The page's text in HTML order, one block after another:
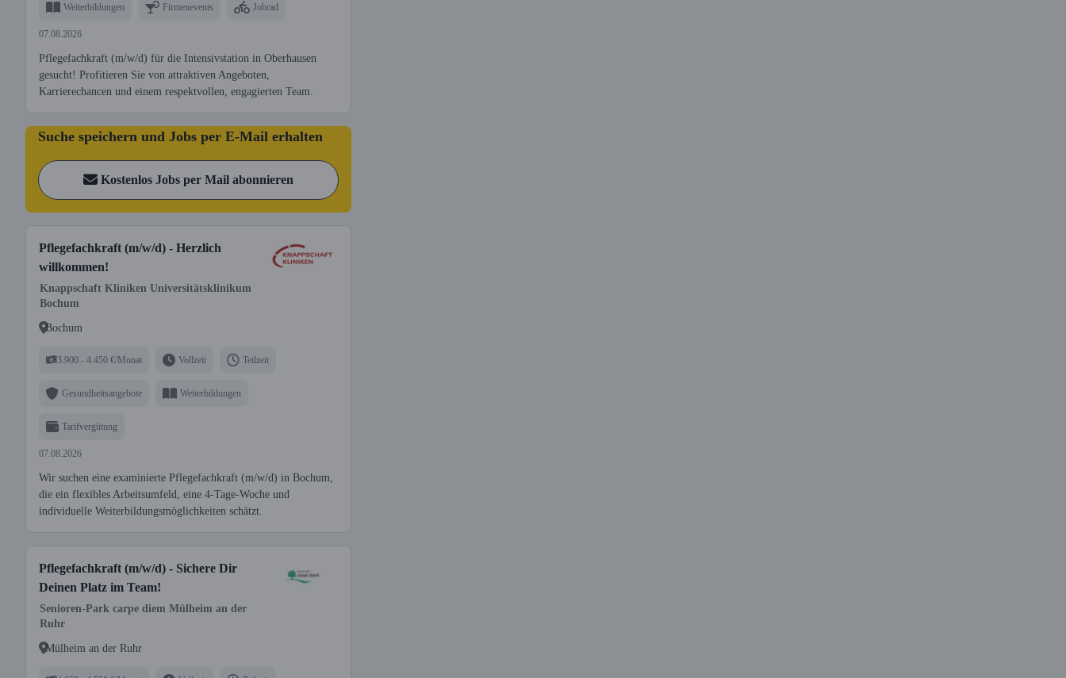
Weiterbildungen Firmenevents Jobrad
07.08.2026
Pflegefachkraft (m/w/d) für die Intensivstation in Oberhausen
gesucht! Profitieren Sie von attraktiven Angeboten,
Karrierechancen und einem respektvollen, engagierten Team.
Suche speichern und Jobs per E-Mail erhalten
Kostenlos Jobs per Mail abonnieren
Pflegefachkraft (m/w/d) - Herzlich
willkommen!
Knappschaft Kliniken Universitätsklinikum
Bochum
Bochum
3.900 - 4.450 €/Monat Vollzeit Teilzeit
Gesundheitsangebote Weiterbildungen
Tarifvergütung
07.08.2026
Wir suchen eine examinierte Pflegefachkraft (m/w/d) in Bochum,
die ein flexibles Arbeitsumfeld, eine 4-Tage-Woche und
individuelle Weiterbildungsmöglichkeiten schätzt.
Pflegefachkraft (m/w/d) - Sichere Dir
Deinen Platz im Team!
Senioren-Park carpe diem Mülheim an der
Ruhr
Mülheim an der Ruhr